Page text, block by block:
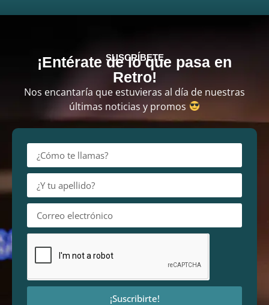
SUSCRÍBETE
¡Entérate de lo que pasa en
Retro!
Nos encantaría que estuvieras al día de nuestras
últimas noticias y promos
¡Suscribirte!